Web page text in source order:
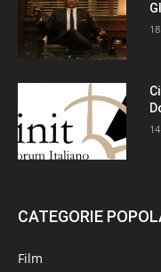
CATEGORIE
Film